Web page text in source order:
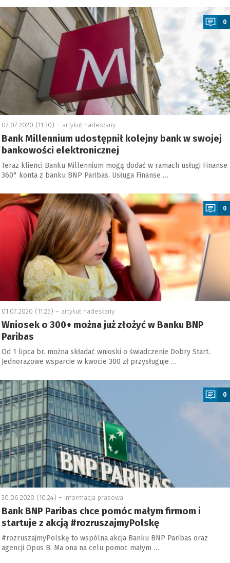
0
07.07.2020 (11:30) – artykuł nadesłany
Bank Millennium udostępnił kolejny bank w swojej
bankowości elektronicznej
Teraz klienci Banku Millennium mogą dodać w ramach usługi Finanse
360° konta z banku BNP Paribas. Usługa Finanse …
0
01.07.2020 (11:25) – artykuł nadesłany
Wniosek o 300+ można już złożyć w Banku BNP
Paribas
Od 1 lipca br. można składać wnioski o świadczenie Dobry Start.
Jednorazowe wsparcie w kwocie 300 zł przysługuje …
0
30.06.2020 (10:24) – informacja prasowa
Bank BNP Paribas chce pomóc małym firmom i
startuje z akcją #rozruszajmyPolskę
#rozruszajmyPolskę to wspólna akcja Banku BNP Paribas oraz
agencji Opus B. Ma ona na celu pomoc małym …